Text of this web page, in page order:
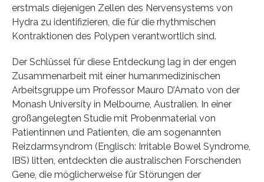
erstmals diejenigen Zellen des Nervensystems von
Hydra zu identifizieren, die für die rhythmischen
Kontraktionen des Polypen verantwortlich sind.
Der Schlüssel für diese Entdeckung lag in der engen
Zusammenarbeit mit einer humanmedizinischen
Arbeitsgruppe um Professor Mauro D’Amato von der
Monash University in Melbourne, Australien. In einer
großangelegten Studie mit Probenmaterial von
Patientinnen und Patienten, die am sogenannten
Reizdarmsyndrom (Englisch: Irritable Bowel Syndrome,
IBS) litten, entdeckten die australischen Forschenden
Gene, die möglicherweise für Störungen der